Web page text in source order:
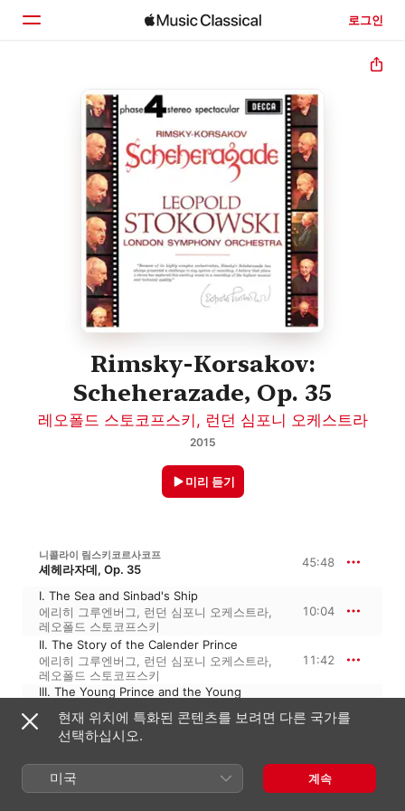
로그인
둘러보기
검색
Rimsky-Korsakov:
Scheherazade, Op. 35
레오폴드 스토코프스키 , 런던 심포니 오케스트라
2015
미리 듣기
니콜라이 림스키코르사코프
셰헤라자데, Op. 35 45:48
I. The Sea and Sinbad's Ship
에리히 그루엔버그, 런던 심포니 오케스트라,
레오폴드 스토코프스키
10:04
II. The Story of the Calender Prince
에리히 그루엔버그, 런던 심포니 오케스트라,
레오폴드 스토코프스키
11:42
III. The Young Prince and the Young
런던 심포니 오케스트라,에리히 그루엔버그,
레오폴드 스토코프스키
11:52
Shipwreck
에리히 그루엔버그
런던 심포니 오케스트라
레오폴드 스토코프스키
12:09
현재 위치에 특화된 콘텐츠를 보려면 다른 국가를
선택하십시오.
미국 계속